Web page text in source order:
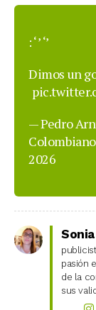
: ‘ ’ ‘’
Dimos un
— Pedro
2026
pasión
de la
sus